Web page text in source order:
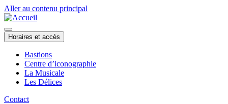
Aller au contenu principal
Horaires et accès
Bastions
Centre d’iconographie
La Musicale
Les Délices
Contact